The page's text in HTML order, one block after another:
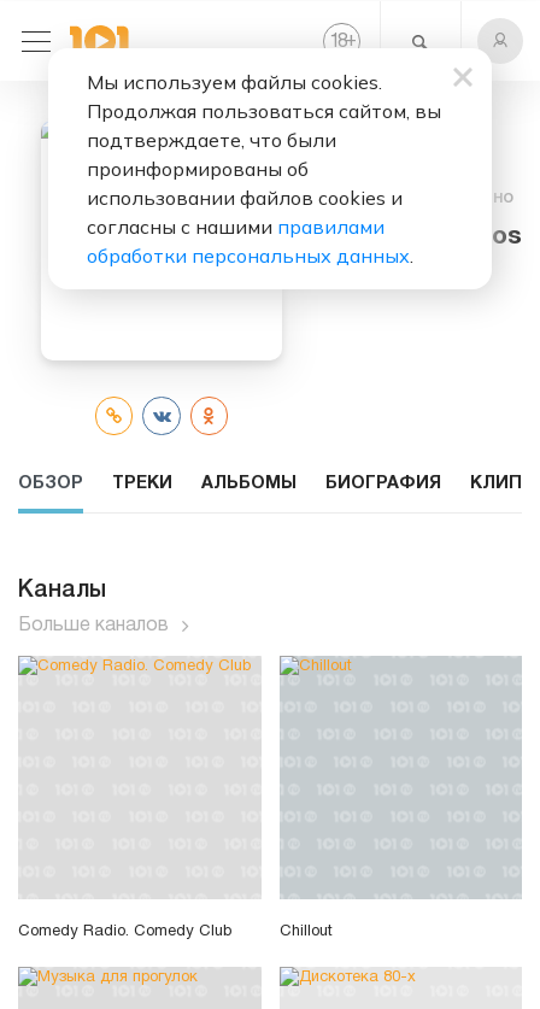
18+
Слушать бесплатно
Chad Cisneros
ОБЗОР ТРЕКИ АЛЬБОМЫ БИОГРАФИЯ КЛИПЫ
Каналы
Больше каналов
Comedy Radio. Comedy Club Chillout
Мы используем файлы cookies.
Продолжая пользоваться сайтом, вы
подтверждаете, что были
проинформированы об
использовании файлов cookies и
согласны с нашими правилами
обработки персональных данных.